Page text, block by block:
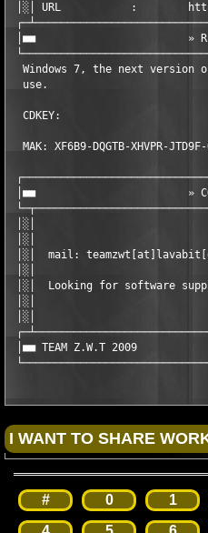
│░│ URL           :        http://
│■■                        »
Windows 7, the next version
  use.
MAK: XF6B9-DQGTB-XHVPR-
│■■                        »
│░│
│░│
│░│  mail:
│░│
│░│  Looking for software
│░│
│░│
│■■ TEAM Z.W.T 2009
# 0 1